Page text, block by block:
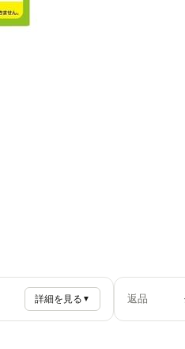
詳細を見る ▼ 返品